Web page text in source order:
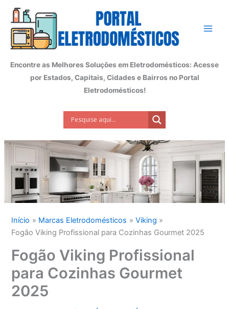
conteúdo
Encontre as Melhores Soluções em Eletrodomésticos: Acesse
por Estados, Capitais, Cidades e Bairros no Portal
Eletrodomésticos!
Início Marcas Eletrodomésticos
Viking
Fogão Viking Profissional para Cozinhas Gourmet 2025
Fogão Viking Profissional
para Cozinhas Gourmet
2025